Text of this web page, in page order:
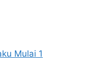
Mulai 1